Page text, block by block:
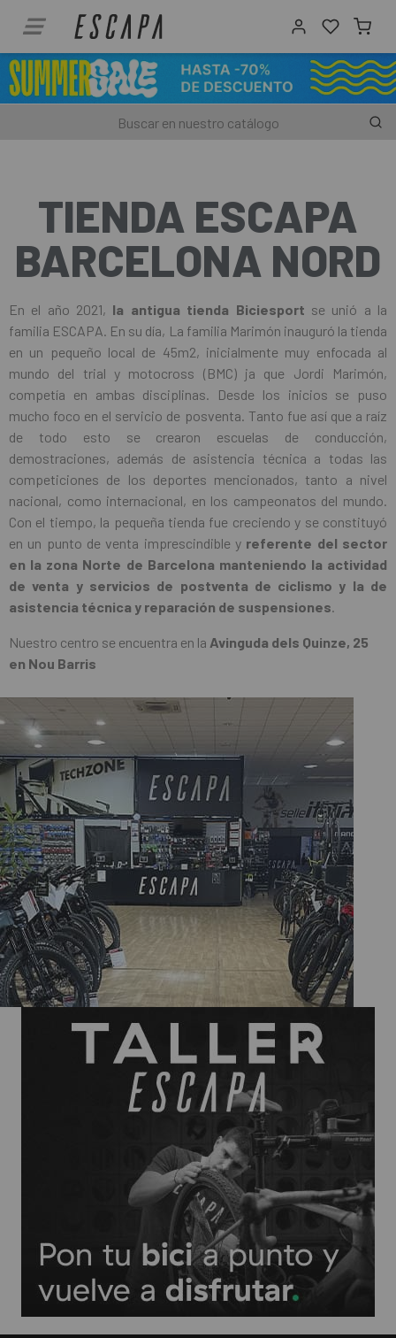
TIENDA ESCAPA
BARCELONA NORD
En el año 2021, la antigua tienda Biciesport se unió a la
familia ESCAPA. En su día, La familia Marimón inauguró la tienda
en un pequeño local de 45m2, inicialmente muy enfocada al
mundo del trial y motocross (BMC) ja que Jordi Marimón,
competía en ambas disciplinas. Desde los inicios se puso
mucho foco en el servicio de posventa. Tanto fue así que a raíz
de todo esto se crearon escuelas de conducción,
demostraciones, además de asistencia técnica a todas las
competiciones de los deportes mencionados, tanto a nivel
nacional, como internacional, en los campeonatos del mundo.
Con el tiempo, la pequeña tienda fue creciendo y se constituyó
en un punto de venta imprescindible y referente del sector
en la zona Norte de Barcelona manteniendo la actividad
de venta y servicios de postventa de ciclismo y la de
asistencia técnica y reparación de suspensiones.
Nuestro centro se encuentra en la Avinguda dels Quinze, 25
en Nou Barris